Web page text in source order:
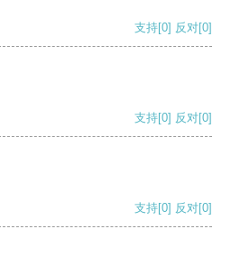
支持[0] 反对[0]
支持[0] 反对[0]
支持[0] 反对[0]